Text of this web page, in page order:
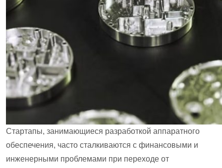
Стартапы, занимающиеся разработкой аппаратного
обеспечения, часто сталкиваются с финансовыми и
инженерными проблемами при переходе от